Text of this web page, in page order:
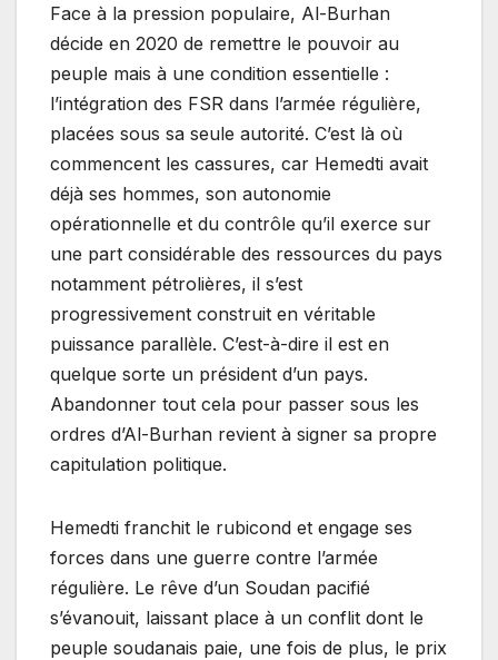
Face à la pression populaire, Al-Burhan
décide en 2020 de remettre le pouvoir au
peuple mais à une condition essentielle :
l’intégration des FSR dans l’armée régulière,
placées sous sa seule autorité. C’est là où
commencent les cassures, car Hemedti avait
déjà ses hommes, son autonomie
opérationnelle et du contrôle qu’il exerce sur
une part considérable des ressources du pays
notamment pétrolières, il s’est
progressivement construit en véritable
puissance parallèle. C’est-à-dire il est en
quelque sorte un président d’un pays.
Abandonner tout cela pour passer sous les
ordres d’Al-Burhan revient à signer sa propre
capitulation politique.
Hemedti franchit le rubicond et engage ses
forces dans une guerre contre l’armée
régulière. Le rêve d’un Soudan pacifié
s’évanouit, laissant place à un conflit dont le
peuple soudanais paie, une fois de plus, le prix